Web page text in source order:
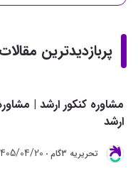
پربازدیدترین مقالات
مشاوره کنکور ارشد |
ارشد
تحريريه 3گام 04/20